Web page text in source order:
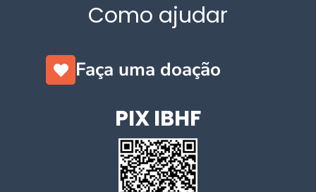
Como ajudar
Faça uma doação
PIX IBHF